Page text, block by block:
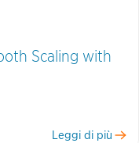
Scaling with
Leggi di più